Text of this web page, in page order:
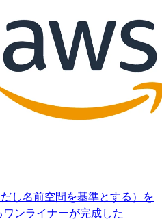
し名前空間を基準とする）を
ンライナーが完成した